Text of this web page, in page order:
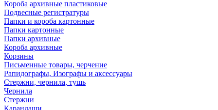
Короба архивные пластиковые
Подвесные регистратуры
Папки и короба картонные
Папки картонные
Папки архивные
Короба архивные
Корзины
Письменные товары, черчение
Рапидографы, Изографы и аксессуары
Стержни, чернила, тушь
Чернила
Стержни
Карандаши